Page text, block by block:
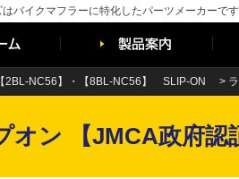
バイクマフラーに特化したパーツメーカーです
2BL-NC56】・【8BL-NC56】 SLIP-ON >
ン 【JMCA政府認